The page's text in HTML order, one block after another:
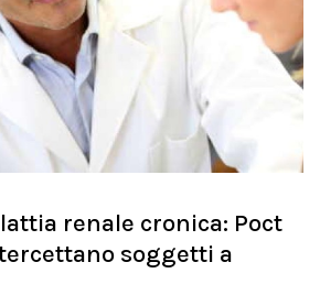
renale cronica: Poct
soggetti a